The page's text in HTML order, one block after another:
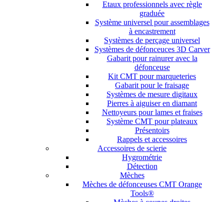
Etaux professionnels avec règle
graduée
Système universel pour assemblages
à encastrement
Systèmes de perçage universel
Systèmes de défonceuces 3D Carver
Gabarit pour rainurer avec la
défonceuse
Kit CMT pour marqueteries
Gabarit pour le fraisage
Systèmes de mesure digitaux
Pierres à aiguiser en diamant
Nettoyeurs pour lames et fraises
Système CMT pour plateaux
Présentoirs
Rappels et accessoires
Accessoires de scierie
Hygrométrie
Détection
Mèches
Mèches de défonceuses CMT Orange
Tools®